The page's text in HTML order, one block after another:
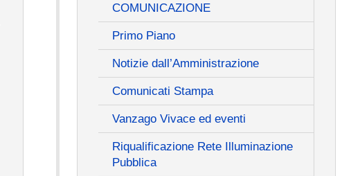
COMUNICAZIONE
Primo Piano
Notizie dall’Amministrazione
Comunicati Stampa
Vanzago Vivace ed eventi
Riqualificazione Rete Illuminazione
Pubblica